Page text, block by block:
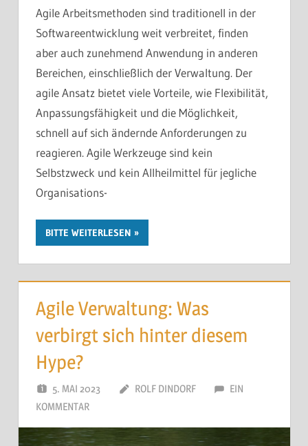
Agile Arbeitsmethoden sind traditionell in der
Softwareentwicklung weit verbreitet, finden
aber auch zunehmend Anwendung in anderen
Bereichen, einschließlich der Verwaltung. Der
agile Ansatz bietet viele Vorteile, wie Flexibilität,
Anpassungsfähigkeit und die Möglichkeit,
schnell auf sich ändernde Anforderungen zu
reagieren. Agile Werkzeuge sind kein
Selbstzweck und kein Allheilmittel für jegliche
Organisations-
BITTE WEITERLESEN
Agile Verwaltung: Was
verbirgt sich hinter diesem
Hype?
5. MAI 2023 ROLF DINDORF
EIN
KOMMENTAR